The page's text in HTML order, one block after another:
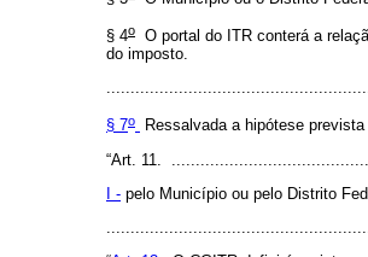
§ 4o
O portal do ITR conterá a
do imposto.
§ 7o
Ressalvada a hipótese
“Art. 11.
I - pelo Município ou pelo Distrito